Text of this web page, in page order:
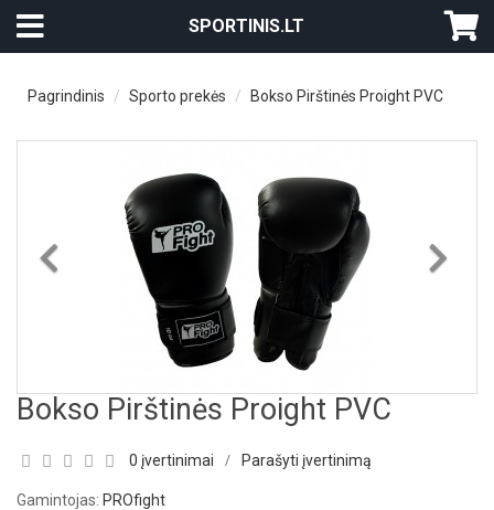
SPORTINIS.LT
Pagrindinis Sporto prekės Bokso Pirštinės Proight PVC
Previous
Bokso Pirštinės Proight PVC
0 įvertinimai / Parašyti įvertinimą
Gamintojas: PROfight